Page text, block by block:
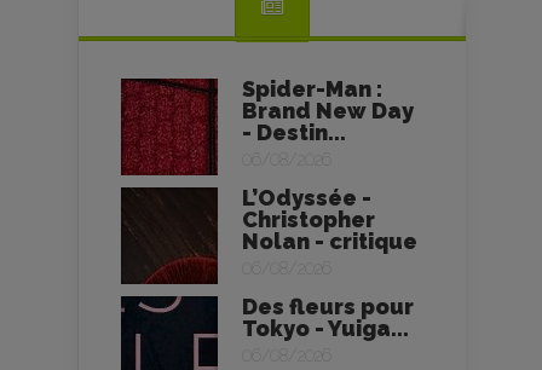
Spider-Man :
Brand New Day
- Destin...
06/08/2026
L’Odyssée -
Christopher
Nolan - critique
06/08/2026
Des fleurs pour
Tokyo - Yuiga...
06/08/2026